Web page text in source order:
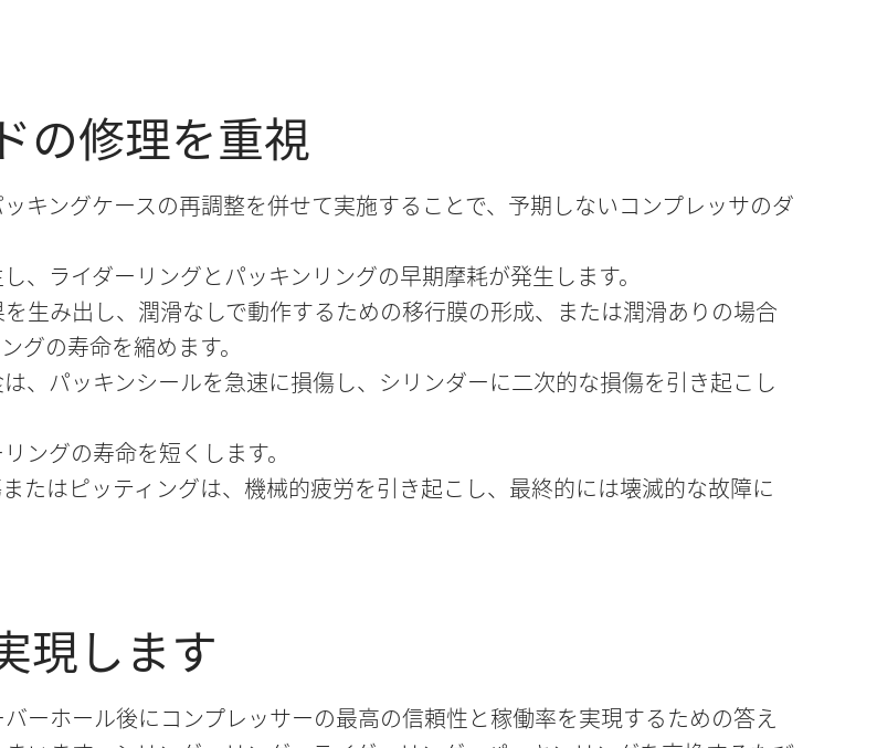
の修理を重視
キングケースの再調整を併せて実施することで、予期しないコンプレッサのダ
、ライダーリングとパッキンリングの早期摩耗が発生します。
生み出し、潤滑なしで動作するための移行膜の形成、または潤滑ありの場合
グの寿命を縮めます。
、パッキンシールを急速に損傷し、シリンダーに二次的な損傷を引き起こし
ングの寿命を短くします。
たはピッティングは、機械的疲労を引き起こし、最終的には壊滅的な故障に
現します
ーホール後にコンプレッサーの最高の信頼性と稼働率を実現するための答え